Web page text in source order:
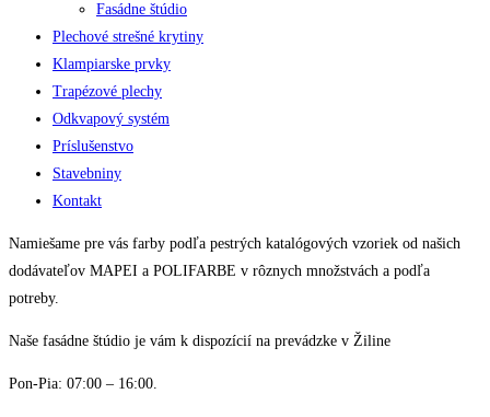
Fasádne štúdio
Plechové strešné krytiny
Klampiarske prvky
Trapézové plechy
Odkvapový systém
Príslušenstvo
Stavebniny
Kontakt
Namiešame pre vás farby podľa pestrých katalógových vzoriek od našich
dodávateľov MAPEI a POLIFARBE v rôznych množstvách a podľa
potreby.
Naše fasádne štúdio je vám k dispozícií na prevádzke v Žiline
Pon-Pia: 07:00 – 16:00.